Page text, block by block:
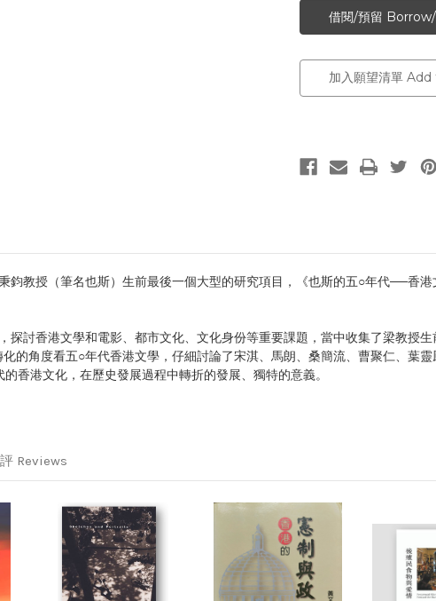
加入願望清單
鈞教授（筆名也斯）生前最後一個大型的研究項目，《也斯的五○年代──香
探討香港文學和電影、都市文化、文化身份等重要課題，當中收集了梁教授
的角度看五○年代香港文學，仔細討論了宋淇、馬朗、桑簡流、曹聚仁、葉
香港文化，在歷史發展過程中轉折的發展、獨特的意義。
Reviews